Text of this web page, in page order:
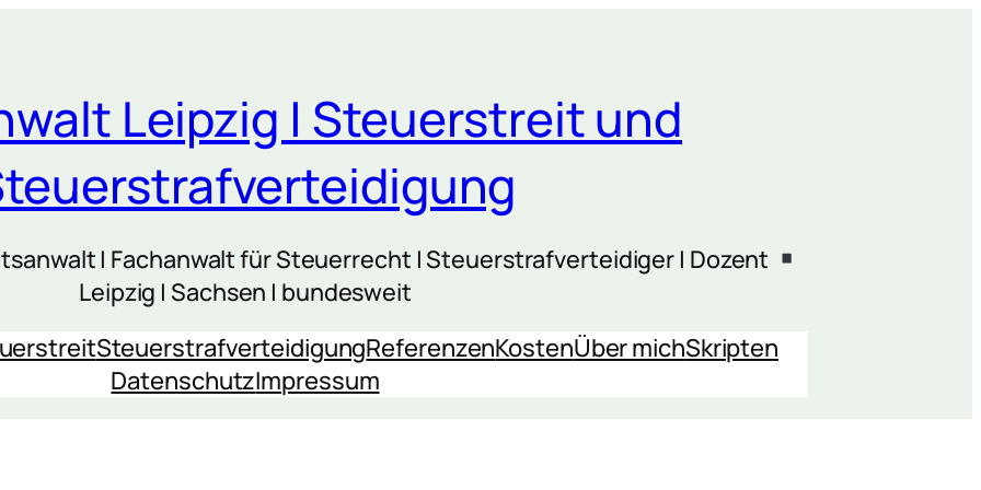
Leipzig | Steuerstreit und
| Fachanwalt für Steuerrecht | Steuerstrafverteidiger | Dozent
Leipzig | Sachsen | bundesweit
SteuerstrafverteidigungReferenzenKostenÜber michSkripten
DatenschutzImpressum